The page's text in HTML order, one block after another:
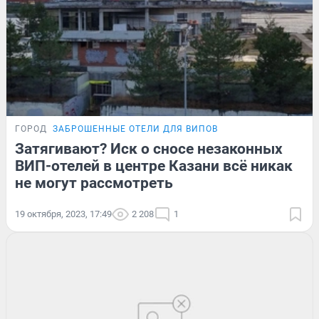
ГОРОД ЗАБРОШЕННЫЕ ОТЕЛИ ДЛЯ ВИПОВ
Затягивают? Иск о сносе незаконных
ВИП-отелей в центре Казани всё никак
не могут рассмотреть
19 октября, 2023, 17:49 2 208 1